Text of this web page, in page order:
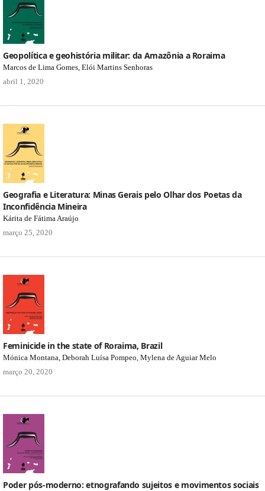
Geopolítica e geohistória militar: da Amazônia a Roraima
Marcos de Lima Gomes, Elói Martins Senhoras
abril 1, 2020
Geografia e Literatura: Minas Gerais pelo Olhar dos Poetas da
Inconfidência Mineira
Kárita de Fátima Araújo
março 25, 2020
Feminicide in the state of Roraima, Brazil
Mónica Montana, Deborah Luísa Pompeo, Mylena de Aguiar Melo
março 20, 2020
Poder pós-moderno: etnografando sujeitos e movimentos sociais